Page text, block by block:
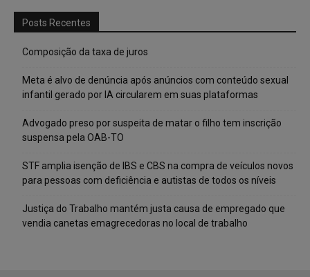
Posts Recentes
Composição da taxa de juros
Meta é alvo de denúncia após anúncios com conteúdo sexual
infantil gerado por IA circularem em suas plataformas
Advogado preso por suspeita de matar o filho tem inscrição
suspensa pela OAB-TO
STF amplia isenção de IBS e CBS na compra de veículos novos
para pessoas com deficiência e autistas de todos os níveis
Justiça do Trabalho mantém justa causa de empregado que
vendia canetas emagrecedoras no local de trabalho